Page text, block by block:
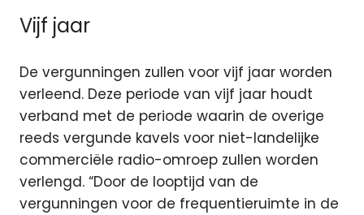
Vijf jaar
De vergunningen zullen voor vijf jaar worden
verleend. Deze periode van vijf jaar houdt
verband met de periode waarin de overige
reeds vergunde kavels voor niet-landelijke
commerciële radio-omroep zullen worden
verlengd. “Door de looptijd van de
vergunningen voor de frequentieruimte in de